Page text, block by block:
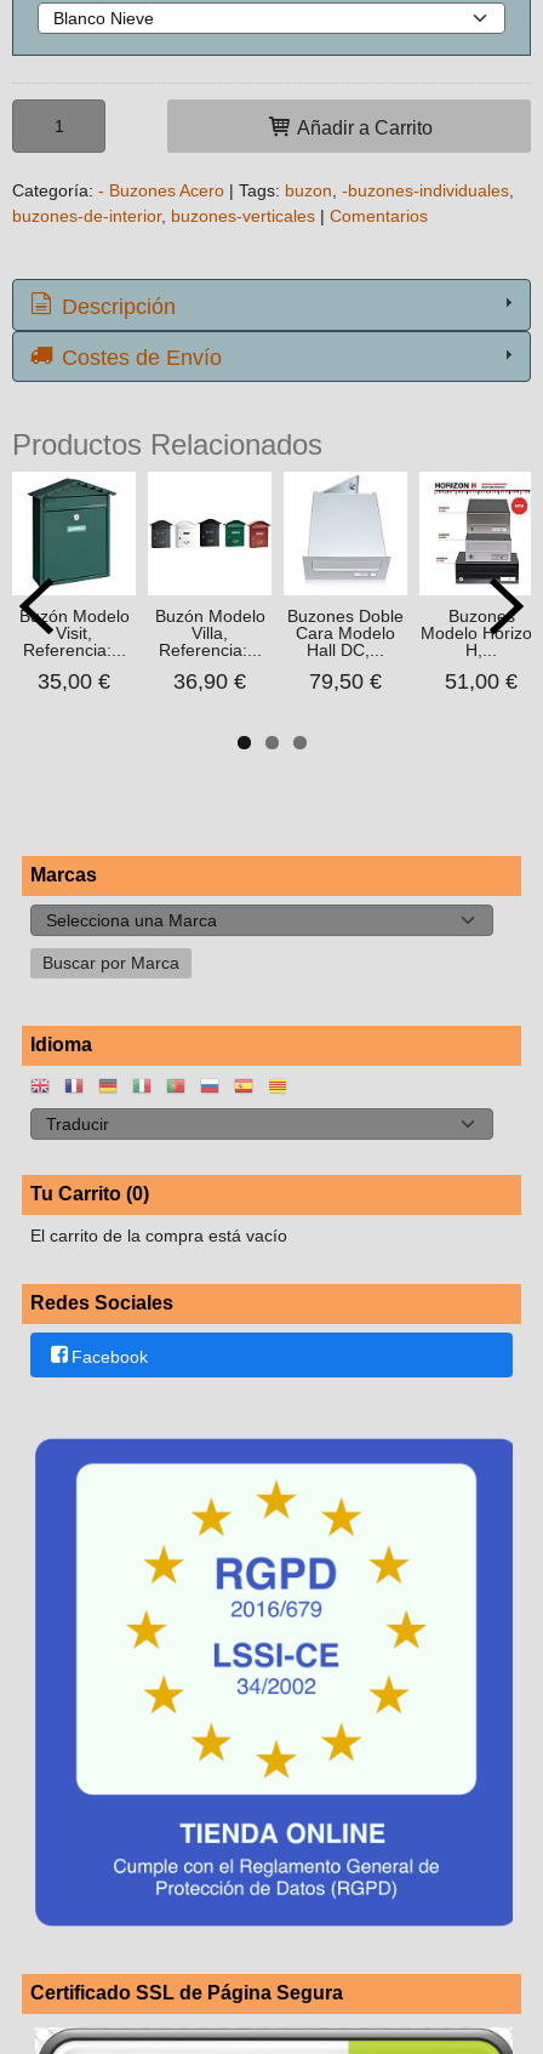
Marcas
Idioma
Tu Carrito (0)
El carrito de la compra está vacío
Redes Sociales
Facebook
Certificado SSL de Página Segura
Añadir a Carrito
Categoría: - Buzones Acero | Tags: buzon -buzones-individuales
buzones-de-interior buzones-verticales | Comentarios
Descripción
Costes de Envío
Productos Relacionados
Buzón Modelo
Visit,
Referencia:...
35,00 €
Buzón Modelo
Villa,
Referencia:...
36,90 €
Buzones Doble
Cara Modelo
Hall DC,...
79,50 €
Buzones
Modelo Horizon
H,...
51,00 €